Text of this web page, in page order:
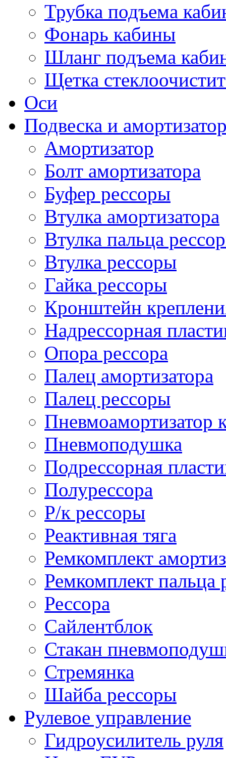
Трубка подъема
Фонарь кабины
Шланг подъема
Щетка
Оси
Подвеска и
Амортизатор
Болт амортизатора
Буфер рессоры
Втулка амортизатора
Втулка пальца
Втулка рессоры
Гайка рессоры
Кронштейн
Надрессорная
Опора рессора
Палец амортизатора
Палец рессоры
Пневмоамортизатор
Пневмоподушка
Подрессорная
Полурессора
Р/к рессоры
Реактивная тяга
Ремкомплект
Ремкомплект пальца
Рессора
Сайлентблок
Стакан
Стремянка
Шайба рессоры
Рулевое управление
Гидроусилитель руля